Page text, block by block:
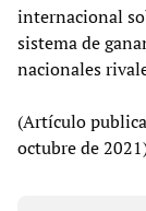
internacional
sistema de
nacionales
(Artículo
octubre de